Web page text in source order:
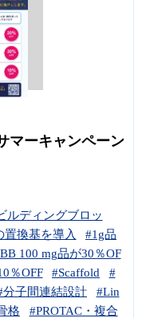
マーキャンペーン
ルディングブロッ
換基を導入
#1g品
100 mg品が30％OF
％OFF #Scaffold
#
分子間連結設計
#Lin
格
#PROTAC・複合